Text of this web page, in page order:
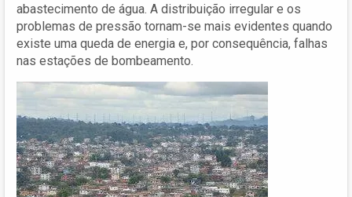
abastecimento de água. A distribuição irregular e os
problemas de pressão tornam-se mais evidentes quando
existe uma queda de energia e, por consequência, falhas
nas estações de bombeamento.